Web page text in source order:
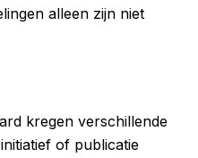
alleen zijn niet
kregen verschillende
of publicatie